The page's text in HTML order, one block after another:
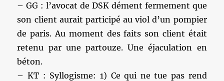
– GG : l’avocat de DSK dément fermement que
son client aurait participé au viol d’un pompier
de paris. Au moment des faits son client était
retenu par une partouze. Une éjaculation en
béton.
– KT : Syllogisme: 1) Ce qui ne tue pas rend